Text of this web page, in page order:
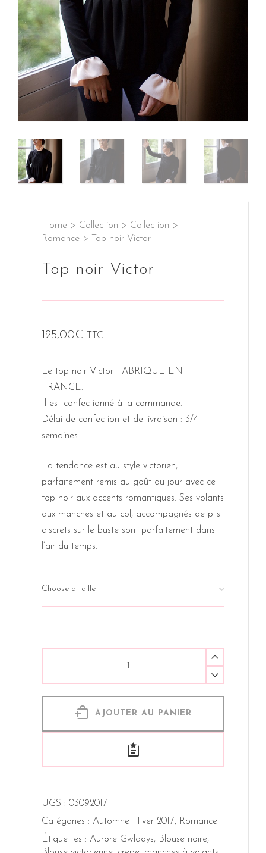
Home > Collection > Collection >
Romance > Top noir Victor
Top noir Victor
125,00€ TTC
Le top noir Victor FABRIQUE EN
FRANCE.
Il est confectionné à la commande.
Délai de confection et de livraison : 3/4
semaines.
La tendance est au style victorien,
parfaitement remis au goût du jour avec ce
top noir aux accents romantiques. Ses volants
aux manches et au col, accompagnés de plis
discrets sur le buste sont parfaitement dans
l’air du temps.
AJOUTER AU PANIER
UGS : 03092017
Catégories : Automne Hiver 2017, Romance
Étiquettes : Aurore Gwladys, Blouse noire,